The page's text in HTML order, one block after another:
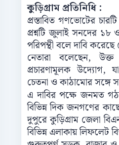
কুড়িগ্রাম প্রতিনিধি :
প্রস্তাবিত গণভোটের
প্রশ্নটি জুলাই সনদের ১৮
পরিপন্থী বলে দাবি
নেতারা বলেছেন,
প্রচারণামূলক উদ্যোগ,
চেতনা ও কাঠামোর সঙ্গে
এ দাবির পক্ষে জনমত
বিভিন্ন দিক জনগণের
দুপুরে কুড়িগ্রাম জেলা
বিভিন্ন এলাকায় লিফলেট